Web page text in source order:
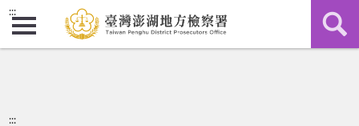
:::
:::